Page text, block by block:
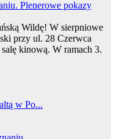
Wildę! W sierpniowe
przy ul. 28 Czerwca
kinową. W ramach 3.
w Po...